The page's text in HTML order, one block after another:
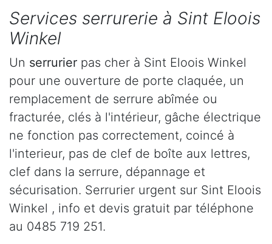
Services serrurerie à Sint Eloois
Winkel
Un serrurier pas cher à Sint Eloois Winkel
pour une ouverture de porte claquée, un
remplacement de serrure abîmée ou
fracturée, clés à l'intérieur, gâche électrique
ne fonction pas correctement, coincé à
l'interieur, pas de clef de boîte aux lettres,
clef dans la serrure, dépannage et
sécurisation. Serrurier urgent sur Sint Eloois
Winkel , info et devis gratuit par téléphone
au 0485 719 251.